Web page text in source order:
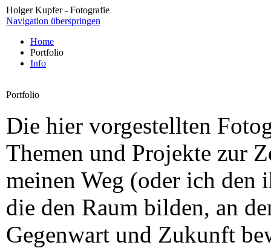
Holger Kupfer - Fotografie
Navigation überspringen
Home
Portfolio
Info
Portfolio
Die hier vorgestellten
Themen und Projekte zur
meinen Weg (oder ich den
die den Raum bilden, an
Gegenwart und Zukunft